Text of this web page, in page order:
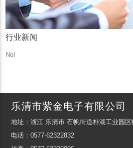
行业新闻
No!
乐清市紫金电子有限公司
地址：浙江 乐清市 石帆街道朴湖工业园
电话：0577-62322832